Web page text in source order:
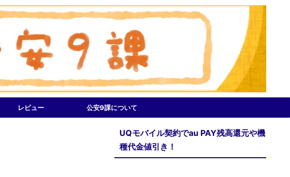
レビュー 公安9課について
UQモバイル契約でau PAY残高還元や機
種代金値引き！